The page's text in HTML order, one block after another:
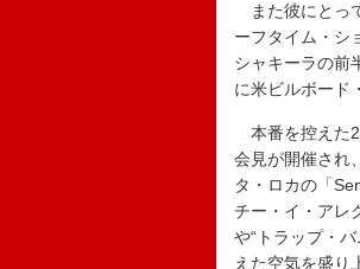
また彼にとっ
ーフタイム・シ
シャキーラの前
に米ビルボード
本番を控えた2
会見が開催され
タ・ロカの「
チー・イ・アレ
や“トラップ・
えた空気を盛り